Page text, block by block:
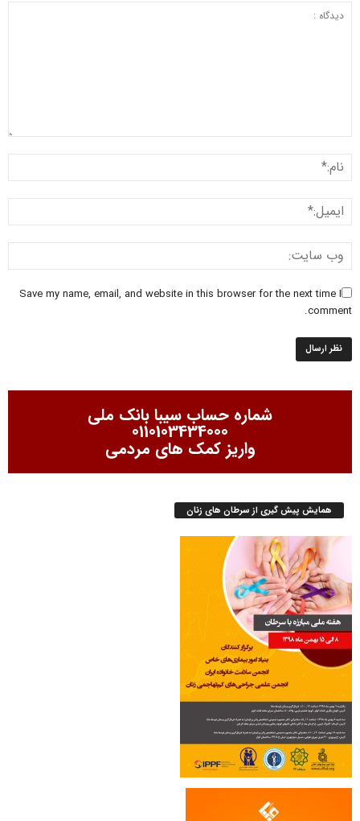
Save my name, email, and website in this browser for the next time I
comment.
شماره حساب سیبا بانک ملی
0110103434000
واریز کمک های مردمی
همایش پیش گیری از سرطان های زنان